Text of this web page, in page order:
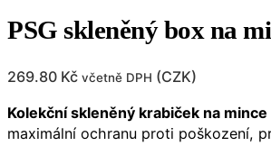
PSG skleněný box na
269.80 Kč včetně DPH (CZK)
Kolekční skleněný krabiček na
maximální ochranu proti poškození,